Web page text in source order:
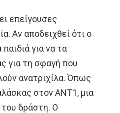
επείγουσες
Αν αποδειχθεί ότι ο
για να τα
για τη σφαγή που
ανατριχίλα. Όπως
στον ΑΝΤ1, μια
του δράστη. Ο